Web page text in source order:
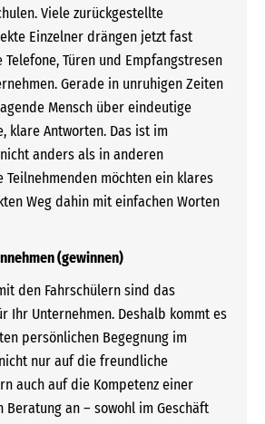
Viele zurückgestellte
Einzelner drängen jetzt fast
Türen und Empfangstresen
Gerade in unruhigen Zeiten
Mensch über eindeutige
klare Antworten. Das ist im
anders als in anderen
Teilnehmenden möchten ein klares
Weg dahin mit einfachen Worten
(gewinnen)
den Fahrschülern sind das
Ihr Unternehmen. Deshalb kommt es
persönlichen Begegnung im
nur auf die freundliche
auch auf die Kompetenz einer
Beratung an – sowohl im Geschäft